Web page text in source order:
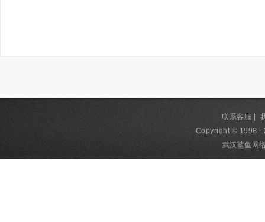
联系客服
Copyright © 1998 -
武汉鲨鱼网